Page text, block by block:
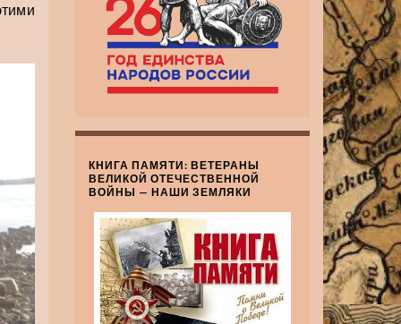
КНИГА ПАМЯТИ: ВЕТЕРАНЫ
ВЕЛИКОЙ ОТЕЧЕСТВЕННОЙ
ВОЙНЫ — НАШИ ЗЕМЛЯКИ